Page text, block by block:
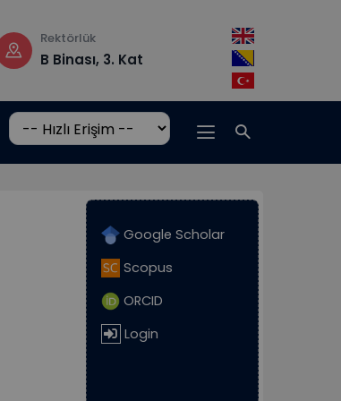
Rektörlük
B Binası, 3. Kat
Çalışma
Pzt-Cm:
17:00
Google Scholar
Scopus
ORCID
Login